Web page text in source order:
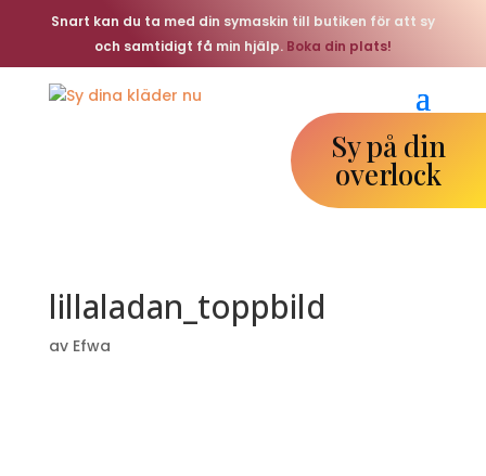
Snart kan du ta med din symaskin till butiken för att sy
och samtidigt få min hjälp. Boka din plats!
Sy på din
overlock
lillaladan_toppbild
av Efwa